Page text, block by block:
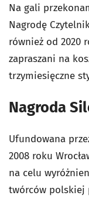
Na gali
Nagrodę
również od 2020
zapraszani na
trzymiesięczne
Nagroda
Ufundowana
2008 roku
na celu
twórców polskiej